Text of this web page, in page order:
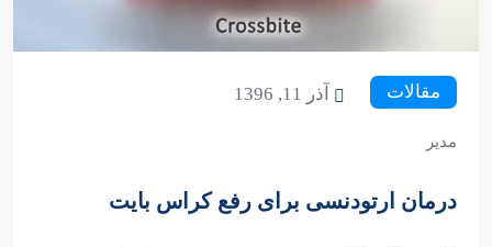
مقالات آذر 11, 1396
مدیر
درمان ارتودنسی برای رفع کراس بایت